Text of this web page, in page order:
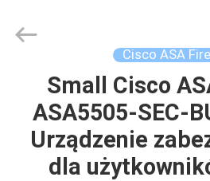
DOMU
PRODUKTY
Cisco ASA
Small Cisco
ASA5505-SEC-
Urządzenie
dla